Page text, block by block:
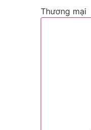
Thương mại